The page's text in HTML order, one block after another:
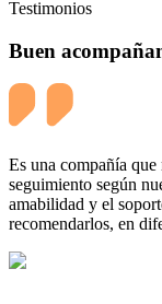
Testimonios
Buen
Es una compañía
seguimiento según
amabilidad y el
recomendarlos, en